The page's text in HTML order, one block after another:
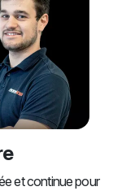
et continue pour